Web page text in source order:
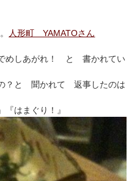
人形町 YAMATOさん
めしあがれ！ と 書かれてい
？と 聞かれて 返事したのは
『はまぐり！』